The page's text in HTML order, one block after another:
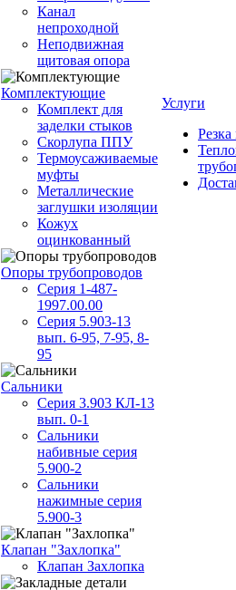
Канал
непроходной
Неподвижная
щитовая опора
Комплектующие
Комплект для
заделки стыков
Скорлупа ППУ
Термоусаживаемые
муфты
Металлические
заглушки изоляции
Кожух
оцинкованный
Опоры трубопроводов
Серия 1-487-
1997.00.00
Серия 5.903-13
вып. 6-95, 7-95, 8-
95
Сальники
Серия 3.903 КЛ-13
вып. 0-1
Сальники
набивные серия
5.900-2
Сальники
нажимные серия
5.900-3
Клапан "Захлопка"
Клапан Захлопка
Услуги
Резка